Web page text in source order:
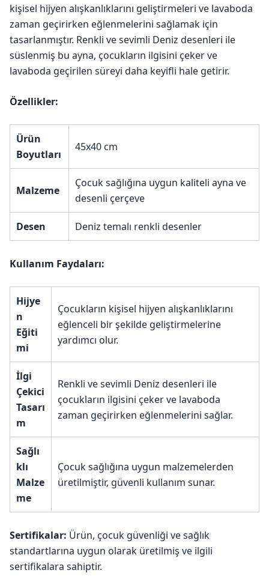
kişisel hijyen alışkanlıklarını geliştirmeleri ve lavaboda
zaman geçirirken eğlenmelerini sağlamak için
tasarlanmıştır. Renkli ve sevimli Deniz desenleri ile
süslenmiş bu ayna, çocukların ilgisini çeker ve
lavaboda geçirilen süreyi daha keyifli hale getirir.
Özellikler:
Ürün
Boyutları
45x40 cm
Malzeme
Çocuk sağlığına uygun kaliteli ayna ve
desenli çerçeve
Desen Deniz temalı renkli desenler
Kullanım Faydaları:
Hijye
n
Eğiti
mi
Çocukların kişisel hijyen alışkanlıklarını
eğlenceli bir şekilde geliştirmelerine
yardımcı olur.
İlgi
Çekici
Tasarı
m
Renkli ve sevimli Deniz desenleri ile
çocukların ilgisini çeker ve lavaboda
zaman geçirirken eğlenmelerini sağlar.
Sağlı
klı
Malze
me
Çocuk sağlığına uygun malzemelerden
üretilmiştir, güvenli kullanım sunar.
Sertifikalar: Ürün, çocuk güvenliği ve sağlık
standartlarına uygun olarak üretilmiş ve ilgili
sertifikalara sahiptir.